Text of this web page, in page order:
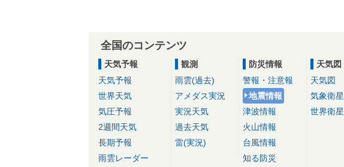
全国のコンテンツ
天気予報
天気予報
世界天気
気圧予報
2週間天気
長期予報
雨雲レーダー
観測
雨雲(過去)
アメダス実況
実況天気
過去天気
雷(実況)
防災情報
警報・注意報
地震情報
津波情報
火山情報
台風情報
知る防災
天気図
天気図
気象衛星
世界衛星